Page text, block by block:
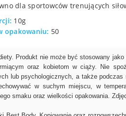
dla sportowców trenujących
10g
opakowaniu: 50